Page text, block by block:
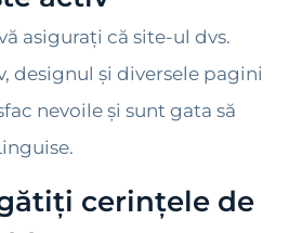
asigurați că site-ul dvs.
designul și diversele pagini
nevoile și sunt gata să
cerințele de